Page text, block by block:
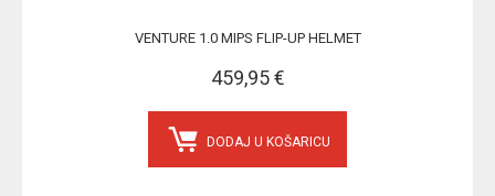
VENTURE 1.0 MIPS FLIP-UP HELMET
459,95 €
DODAJ U KOŠARICU